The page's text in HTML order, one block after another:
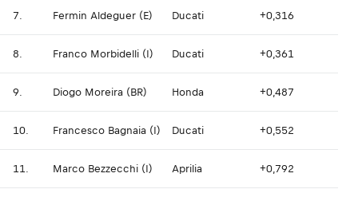
7. Fermin Aldeguer (E) Ducati +0,316
8. Franco Morbidelli (I) Ducati +0,361
9. Diogo Moreira (BR) Honda +0,487
10. Francesco Bagnaia (I) Ducati +0,552
11. Marco Bezzecchi (I) Aprilia +0,792